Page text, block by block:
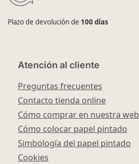
Plazo de devolución de 100 días
Atención al cliente
Preguntas frecuentes
Contacto tienda online
Cómo comprar en nuestra web
Cómo colocar papel pintado
Simbología del papel pintado
Cookies